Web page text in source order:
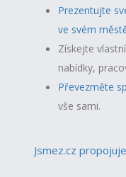
Prezentujte
ve svém
Získejte
nabídky,
Převezměte
vše sami.
Jsmez.cz